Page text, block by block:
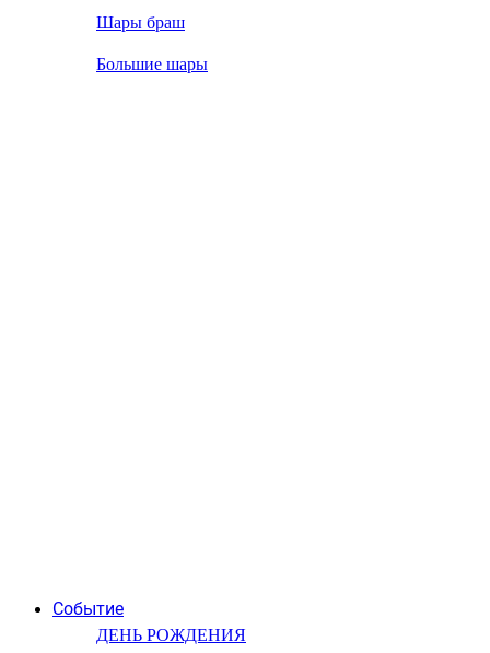
Шары браш
Большие шары
Событие
ДЕНЬ РОЖДЕНИЯ